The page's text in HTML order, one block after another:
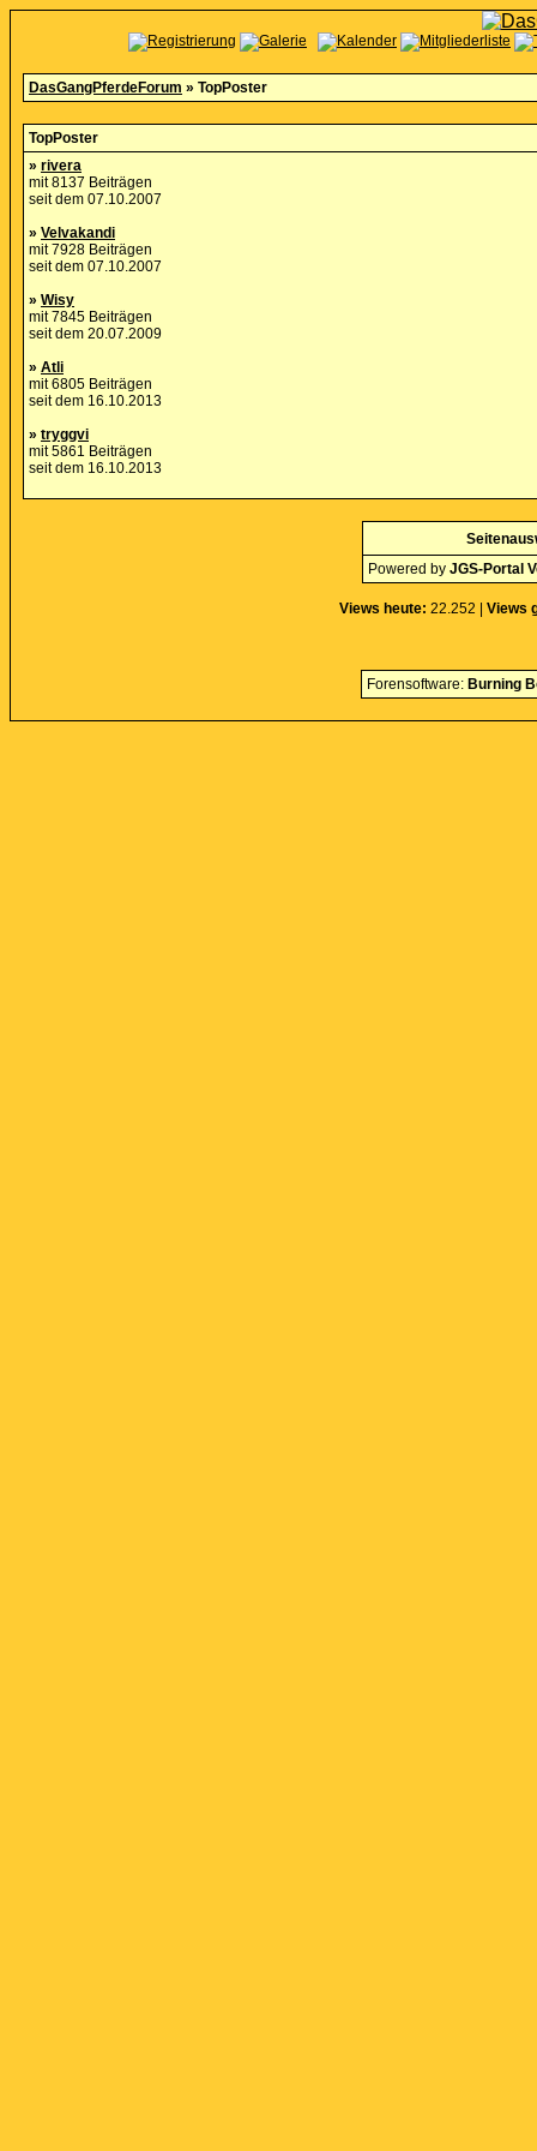
DasGangPferdeForum » TopPoster
TopPoster
» rivera
mit 8137 Beiträgen
seit dem 07.10.2007
» Velvakandi
mit 7928 Beiträgen
seit dem 07.10.2007
» Wisy
mit 7845 Beiträgen
seit dem 20.07.2009
» Atli
mit 6805 Beiträgen
seit dem 16.10.2013
» tryggvi
mit 5861 Beiträgen
seit dem 16.10.2013
Powered by JGS-Portal
Views heute: 22.252 | Views
Forensoftware: Burning